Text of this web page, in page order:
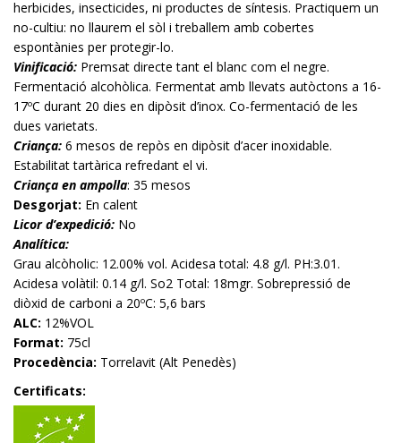
herbicides, insecticides, ni productes de síntesis. Practiquem un
no-cultiu: no llaurem el sòl i treballem amb cobertes
espontànies per protegir-lo.
Vinificació: Premsat directe tant el blanc com el negre.
Fermentació alcohòlica. Fermentat amb llevats autòctons a 16-
17ºC durant 20 dies en dipòsit d’inox. Co-fermentació de les
dues varietats.
Criança: 6 mesos de repòs en dipòsit d’acer inoxidable.
Estabilitat tartàrica refredant el vi.
Criança en ampolla: 35 mesos
Desgorjat: En calent
Licor d’expedició: No
Analítica:
Grau alcòholic: 12.00% vol. Acidesa total: 4.8 g/l. PH:3.01.
Acidesa volàtil: 0.14 g/l. So2 Total: 18mgr. Sobrepressió de
diòxid de carboni a 20ºC: 5,6 bars
ALC: 12%VOL
Format: 75cl
Procedència: Torrelavit (Alt Penedès)
Certificats: